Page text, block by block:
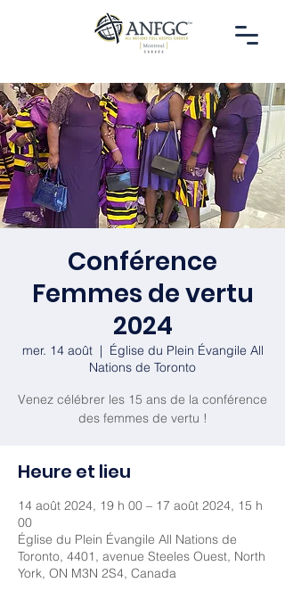
Conférence
Femmes de vertu
2024
mer. 14 août
  |
Église du Plein Évangile All
Nations de Toronto
Venez célébrer les 15 ans de la conférence
des femmes de vertu !
Heure et lieu
14 août 2024, 19 h 00 – 17 août 2024, 15 h
00
Église du Plein Évangile All Nations de
Toronto, 4401, avenue Steeles Ouest, North
York, ON M3N 2S4, Canada